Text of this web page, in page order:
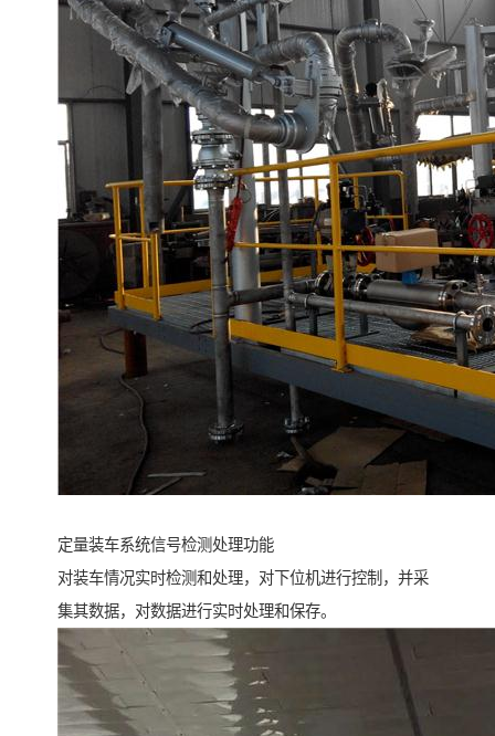
定量装车系统信号检测处理功能
对装车情况实时检测和处理，对下位机进行控制，并采
集其数据，对数据进行实时处理和保存。